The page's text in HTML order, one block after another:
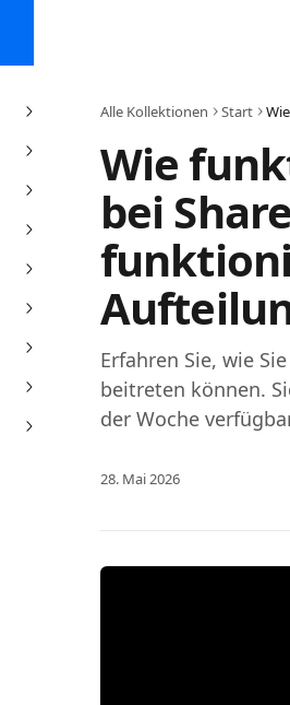
Alle Kollektionen Start
Wie
bei
Erfahren Sie, wie
beitreten können.
der Woche
28. Mai 2026